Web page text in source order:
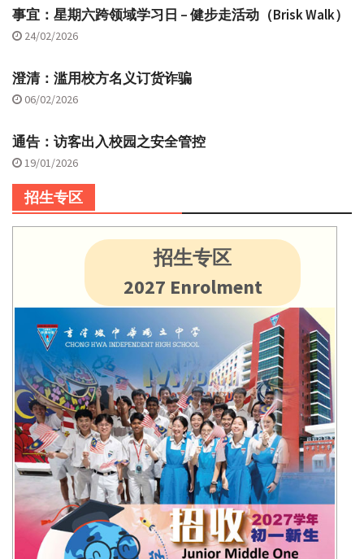
事宜：星期六跨领域学习日 – 健步走活动（Brisk Walk）
24/02/2026
澄清：滥用校方名义订货诈骗
06/02/2026
通告：访客出入校园之安全管控
19/01/2026
招生专区
招生专区
2027 Enrolment